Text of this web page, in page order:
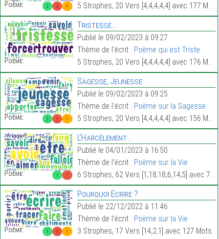
2 3 1
Poème:
5 Strophes, 20 Vers [4,4,4,4,4] avec 177 Mots.
Poème:
Tristesse…
Publié le 09/02/2023 à 09:27
Thème de l'écrit : Poème qui est Triste
5 Strophes, 20 Vers [4,4,4,4,4] avec 176 Mots.
2 1 1
Poème:
Sagesse, Jeunesse
Publié le 09/02/2023 à 09:25
Thème de l'écrit : Poème sur la Sagesse
5 Strophes, 20 Vers [4,4,4,4,4] avec 156 Mots.
1 1
Poème:
L’Harcèlement…
Publié le 04/01/2023 à 16:50
Thème de l'écrit : Poème sur la Vie
6 Strophes, 62 Vers [1,18,18,6,14,5] avec 738 Mots.
1 3 1
Poème:
Pourquoi Écrire ?
Publié le 22/12/2022 à 11:46
Thème de l'écrit : Poème sur la Vie
3 Strophes, 17 Vers [14,2,1] avec 127 Mots.